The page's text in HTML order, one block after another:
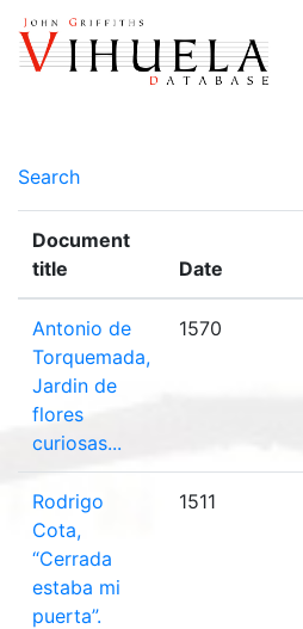
Search
Document
title
Date
Antonio de
Torquemada,
Jardin de
flores
curiosas...
1570
Rodrigo
Cota,
“Cerrada
estaba mi
puerta”.
1511